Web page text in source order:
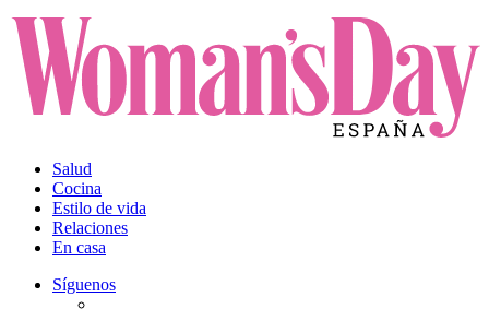
Salud
Cocina
Estilo de vida
Relaciones
En casa
Síguenos